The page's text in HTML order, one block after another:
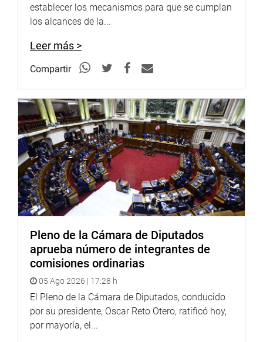
establecer los mecanismos para que se cumplan
los alcances de la...
Leer más >
Compartir
Pleno de la Cámara de Diputados
aprueba número de integrantes de
comisiones ordinarias
05 Ago 2026 | 17:28 h
El Pleno de la Cámara de Diputados, conducido
por su presidente, Oscar Reto Otero, ratificó hoy,
por mayoría, el...